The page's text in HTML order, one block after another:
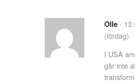
Olle - 12
(lördag)
I USA
går inte